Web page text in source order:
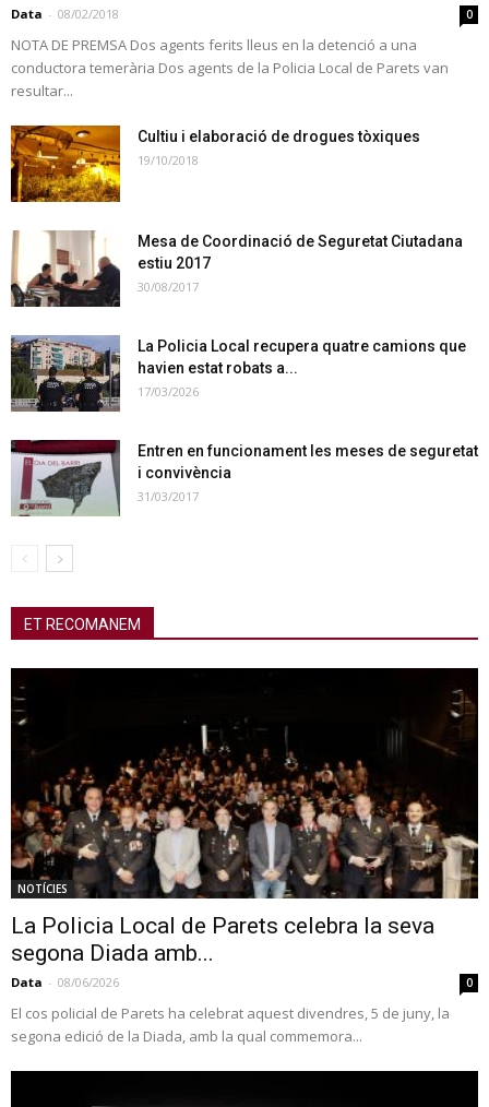
Data - 08/02/2018 0
NOTA DE PREMSA Dos agents ferits lleus en la detenció a una
conductora temerària Dos agents de la Policia Local de Parets van
resultar...
Cultiu i elaboració de drogues tòxiques
19/10/2018
Mesa de Coordinació de Seguretat Ciutadana
estiu 2017
30/08/2017
La Policia Local recupera quatre camions que
havien estat robats a...
17/03/2026
Entren en funcionament les meses de seguretat
i convivència
31/03/2017
ET RECOMANEM
NOTÍCIES
La Policia Local de Parets celebra la seva
segona Diada amb...
Data - 08/06/2026 0
El cos policial de Parets ha celebrat aquest divendres, 5 de juny, la
segona edició de la Diada, amb la qual commemora...